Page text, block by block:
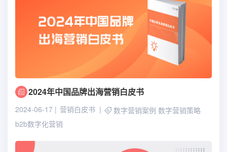
2024年中国品牌出海营销白皮书
2024-06-17 营销白皮书 数字营销案例 数字营销策略
b2b数字化营销